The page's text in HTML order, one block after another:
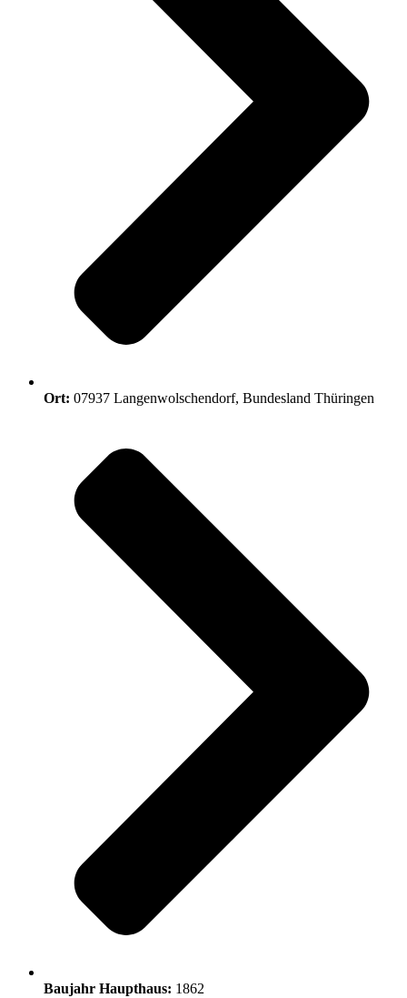
Ort: 07937 Langenwolschendorf, Bundesland Thüringen
Baujahr Haupthaus: 1862